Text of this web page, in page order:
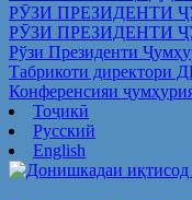
РӮЗИ ПРЕЗИДЕНТИ
РӮЗИ ПРЕЗИДЕНТИ
Рўзи Президенти
Табрикоти директори
Конференсияи
Тоҷикӣ
Русский
English